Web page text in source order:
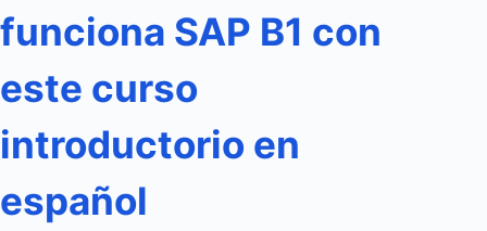
funciona SAP B1 con
este curso
introductorio en
español